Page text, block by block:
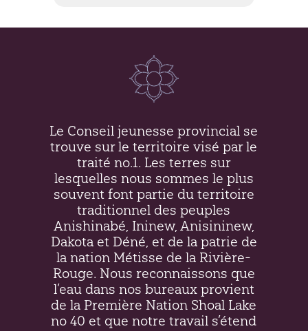
Le Conseil jeunesse provincial se
trouve sur le territoire visé par le
traité no.1. Les terres sur
lesquelles nous sommes le plus
souvent font partie du territoire
traditionnel des peuples
Anishinabé, Ininew, Anisininew,
Dakota et Déné, et de la patrie de
la nation Métisse de la Rivière-
Rouge. Nous reconnaissons que
l’eau dans nos bureaux provient
de la Première Nation Shoal Lake
no 40 et que notre travail s’étend